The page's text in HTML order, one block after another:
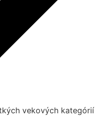
vekových kategórií